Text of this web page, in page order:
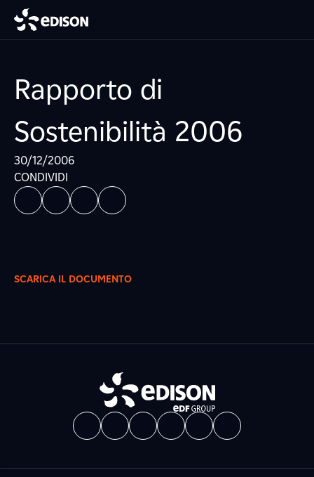
Rapporto di
Sostenibilità 2006
30/12/2006
CONDIVIDI
SCARICA IL DOCUMENTO